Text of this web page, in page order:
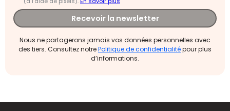
Recevoir la newsletter
Nous ne partagerons jamais vos données personnelles avec
des tiers. Consultez notrePolitique de confidentialitépour plus
d’informations.